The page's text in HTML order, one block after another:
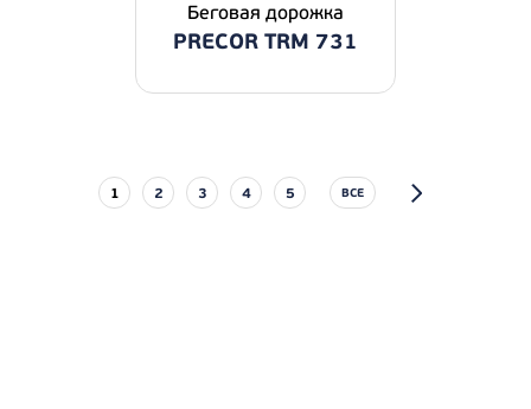
Беговая дорожка
PRECOR TRM 731
1 2 3 4 5 ВСЕ